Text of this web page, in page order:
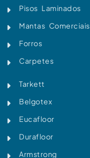
Pisos Laminados
Mantas Comerciais
Forros
Carpetes
Tarkett
Belgotex
Eucafloor
Durafloor
Armstrong